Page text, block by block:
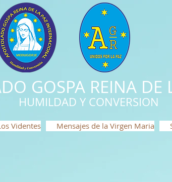
GOSPA REINA DE
HUMILDAD Y CONVERSION
Videntes Mensajes de la Virgen Maria